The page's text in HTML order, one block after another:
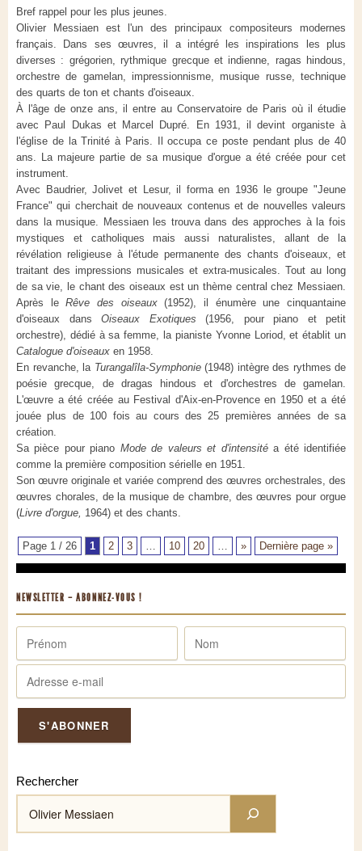
Bref rappel pour les plus jeunes.
Olivier Messiaen est l'un des principaux compositeurs modernes
français. Dans ses œuvres, il a intégré les inspirations les plus
diverses : grégorien, rythmique grecque et indienne, ragas hindous,
orchestre de gamelan, impressionnisme, musique russe, technique
des quarts de ton et chants d'oiseaux.
À l'âge de onze ans, il entre au Conservatoire de Paris où il étudie
avec Paul Dukas et Marcel Dupré. En 1931, il devint organiste à
l'église de la Trinité à Paris. Il occupa ce poste pendant plus de 40
ans. La majeure partie de sa musique d'orgue a été créée pour cet
instrument.
Avec Baudrier, Jolivet et Lesur, il forma en 1936 le groupe "Jeune
France" qui cherchait de nouveaux contenus et de nouvelles valeurs
dans la musique. Messiaen les trouva dans des approches à la fois
mystiques et catholiques mais aussi naturalistes, allant de la
révélation religieuse à l'étude permanente des chants d'oiseaux, et
traitant des impressions musicales et extra-musicales. Tout au long
de sa vie, le chant des oiseaux est un thème central chez Messiaen.
Après leRêve des oiseaux(1952), il énumère une cinquantaine
d'oiseaux dans Oiseaux Exotiques (1956, pour piano et petit
orchestre), dédié à sa femme, la pianiste Yvonne Loriod, et établit un
Catalogue d'oiseaux en 1958.
En revanche, la Turangalîla-Symphonie(1948) intègre des rythmes de
poésie grecque, de dragas hindous et d'orchestres de gamelan.
L'œuvre a été créée au Festival d'Aix-en-Provence en 1950 et a été
jouée plus de 100 fois au cours des 25 premières années de sa
création.
Sa pièce pour piano Mode de valeurs et d'intensitéa été identifiée
comme la première composition sérielle en 1951.
Son œuvre originale et variée comprend des œuvres orchestrales, des
œuvres chorales, de la musique de chambre, des œuvres pour orgue
(Livre d'orgue, 1964) et des chants.
Page 1 / 26 1 2 3 … 10 20 … » Dernière page »
NEWSLETTER – ABONNEZ-VOUS !
Rechercher